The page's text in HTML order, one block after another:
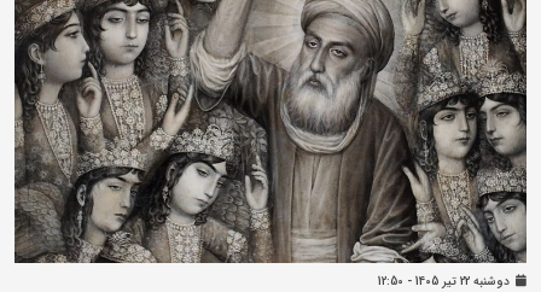
دوشنبه 22 تير 1405 - 12:50